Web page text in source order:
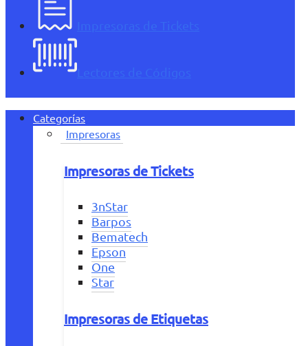
Impresoras de Tickets
Lectores de Códigos
Categorías
Impresoras
Impresoras de Tickets
3nStar
Barpos
Bematech
Epson
One
Star
Impresoras de Etiquetas